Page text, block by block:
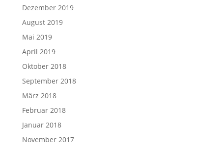
Dezember 2019
August 2019
Mai 2019
April 2019
Oktober 2018
September 2018
März 2018
Februar 2018
Januar 2018
November 2017